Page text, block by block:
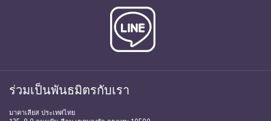
ร่วมเป็นพันธมิตรกับเรา
มาคาเลียส ประเทศไทย